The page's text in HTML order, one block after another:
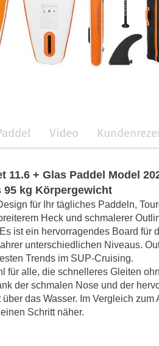
Video
11.6 + Glas Paddel Model
kg Körpergewicht
für Ihr tägliches Paddeln,
Heck und schmalerer
ist ein hervorragendes Board für
unterschiedlichen Niveaus.
Trends im SUP-Cruising.
für alle, die schnelleres Gleiten
der schmalen Nose und der
das Wasser. Im Vergleich zum
Schritt näher.